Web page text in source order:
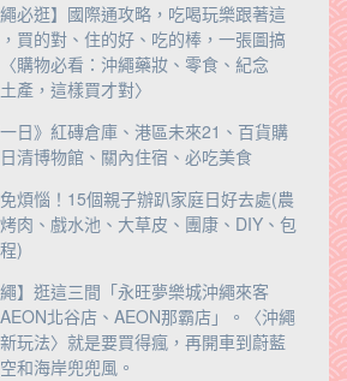
繩必逛】國際通攻略，吃喝玩樂跟著這
買的對、住的好、吃的棒，一張圖搞
購物必看：沖繩藥妝、零食、紀念
產，這樣買才對〉
日》紅磚倉庫、港區未來21、百貨購
清博物館、關內住宿、必吃美食
煩惱！15個親子辦趴家庭日好去處(農
肉、戲水池、大草皮、團康、DIY、包
)
繩】逛這三間「永旺夢樂城沖繩來客
北谷店、AEON那霸店」。〈沖繩
玩法〉就是要買得瘋，再開車到蔚藍
和海岸兜兜風。